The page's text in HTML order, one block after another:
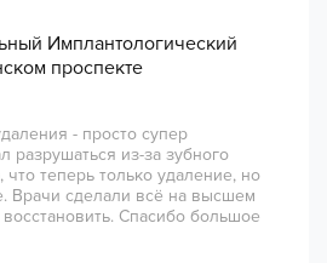
Имплантологический
проспекте
- просто супер
разрушаться из-за зубного
теперь только удаление, но
Врачи сделали всё на высшем
Спасибо большое